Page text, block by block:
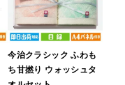
今治クラシック ふわも
ち甘撚り ウォッシュタ